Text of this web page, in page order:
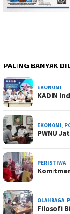
PALING BANYAK
EKONOMI
KADIN
EKONOMI,
PWNU
PERISTIWA
OLAHRAGA,
Filosofi